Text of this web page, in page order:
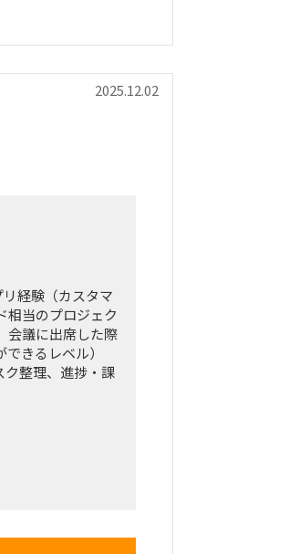
2025.12.02
経験（カスタマ
相当のプロジェク
会議に出席した際
きるレベル）
ク整理、進捗・課